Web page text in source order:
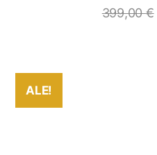
399,00€
ALE!